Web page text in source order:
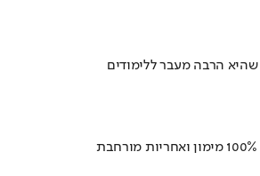
הרבה מעבר ללימודים